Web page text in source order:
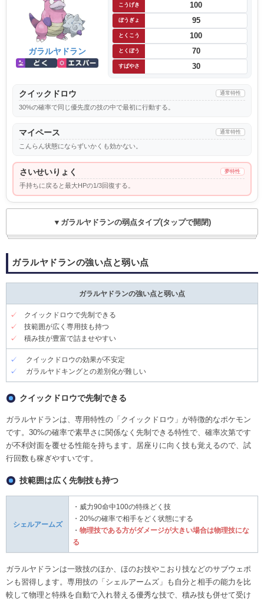
ガラルヤドラン
こうげき 100
ぼうぎょ 95
とくこう 100
とくぼう 70
すばやさ 30
クイックドロウ 通常特性
30%の確率で同じ優先度の技の中で最初に行動する。
マイペース 通常特性
こんらん状態にならずいかくも効かない。
さいせいりょく 夢特性
手持ちに戻ると最大HPの1/3回復する。
▼ガラルヤドランの弱点タイプ(タップで開閉)
ガラルヤドランの強い点と弱い点
ガラルヤドランの強い点と弱い点
✓ クイックドロウで先制できる
✓ 技範囲が広く専用技も持つ
✓ 積み技が豊富で詰ませやすい
✓ クイックドロウの効果が不安定
✓ ガラルヤドキングとの差別化が難しい
クイックドロウで先制できる
ガラルヤドランは、専用特性の「クイックドロウ」が特徴的なポケモン
です。30%の確率で素早さに関係なく先制できる特性で、確率次第です
が不利対面を覆せる性能を持ちます。居座りに向く技も覚えるので、試
行回数も稼ぎやすいです。
技範囲は広く先制技も持つ
シェルアームズ
・威力90命中100の特殊どく技
・20%の確率で相手をどく状態にする
・ 物理技である方がダメージが大きい場合は物理技にな
る
ガラルヤドランは一致技のほか、ほのお技やこおり技などのサブウェポ
ンも習得します。専用技の「シェルアームズ」も自分と相手の能力を比
較して物理と特殊を自動で入れ替える優秀な技で、積み技も併せて受け